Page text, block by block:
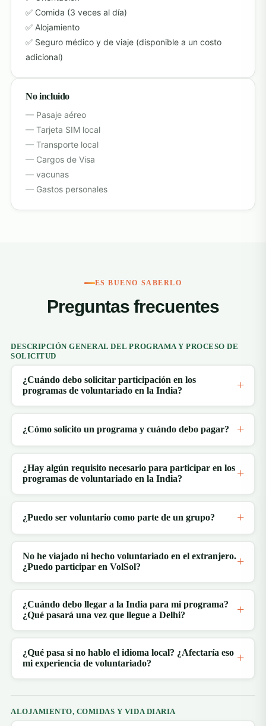
Comida (3 veces al día)
Alojamiento
Seguro médico y de viaje (disponible a un costo
adicional)
No incluido
Pasaje aéreo
Tarjeta SIM local
Transporte local
Cargos de Visa
vacunas
Gastos personales
ES BUENO SABERLO
Preguntas frecuentes
DESCRIPCIÓN GENERAL DEL PROGRAMA Y PROCESO DE
SOLICITUD
¿Cuándo debo solicitar participación en los
programas de voluntariado en la India?
¿Cómo solicito un programa y cuándo debo pagar?
¿Hay algún requisito necesario para participar en los
programas de voluntariado en la India?
¿Puedo ser voluntario como parte de un grupo?
No he viajado ni hecho voluntariado en el extranjero.
¿Puedo participar en VolSol?
¿Cuándo debo llegar a la India para mi programa?
¿Qué pasará una vez que llegue a Delhi?
¿Qué pasa si no hablo el idioma local? ¿Afectaría eso
mi experiencia de voluntariado?
ALOJAMIENTO, COMIDAS Y VIDA DIARIA